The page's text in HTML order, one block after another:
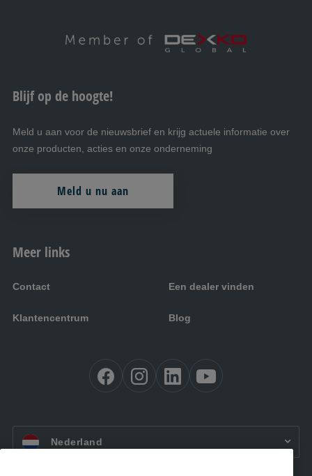
Meer links
Contact Een dealer vinden
Klantencentrum Blog
NL: Nederland
Blijf op de hoogte!
Meld u aan voor de nieuwsbrief en krijg actuele informatie over
onze producten, acties en onze onderneming
Meld u nu aan